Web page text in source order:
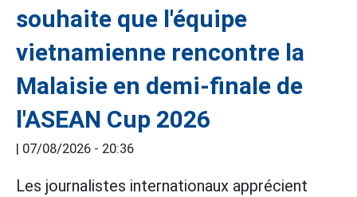
souhaite que l'équipe
vietnamienne rencontre la
Malaisie en demi-finale de
l'ASEAN Cup 2026
| 07/08/2026 - 20:36
Les journalistes internationaux apprécient